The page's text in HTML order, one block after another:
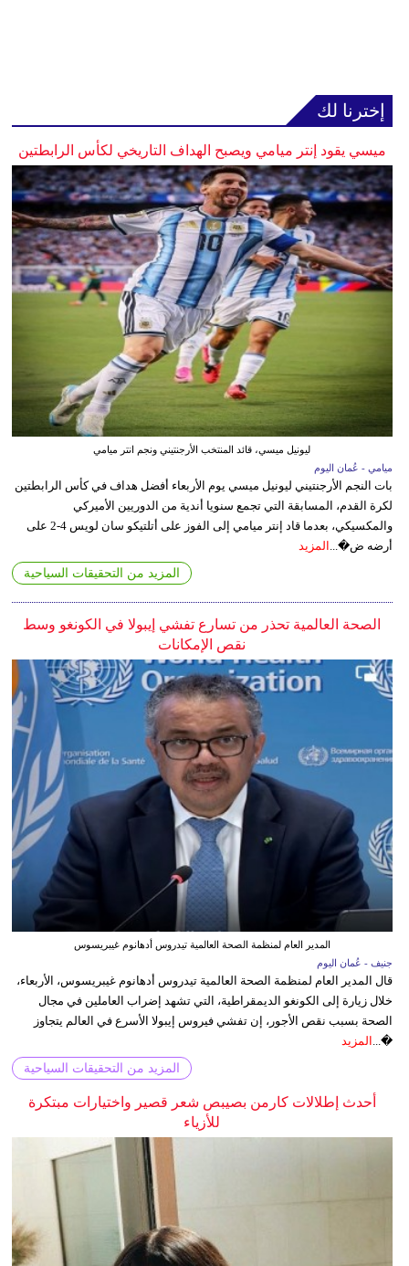
إخترنا لك
ميسي يقود إنتر ميامي ويصبح الهداف التاريخي لكأس الرابطتين
ليونيل ميسي، قائد المنتخب الأرجنتيني ونجم انتر ميامي
ميامي - عُمان اليوم
بات النجم الأرجنتيني ليونيل ميسي يوم الأربعاء أفضل هداف في كأس الرابطتين
لكرة القدم، المسابقة التي تجمع سنويا أندية من الدوريين الأميركي
والمكسيكي، بعدما قاد إنتر ميامي إلى الفوز على أتلتيكو سان لويس 4-2 على
أرضه ض�... المزيد
المزيد من التحقيقات السياحية
الصحة العالمية تحذر من تسارع تفشي إيبولا في الكونغو وسط
نقص الإمكانات
المدير العام لمنظمة الصحة العالمية تيدروس أدهانوم غيبريسوس
جنيف - عُمان اليوم
قال المدير العام لمنظمة الصحة العالمية تيدروس أدهانوم غيبريسوس، الأربعاء،
خلال زيارة إلى الكونغو الديمقراطية، التي تشهد إضراب العاملين في مجال
الصحة بسبب نقص الأجور، إن تفشي فيروس إيبولا الأسرع في العالم يتجاوز
�... المزيد
المزيد من التحقيقات السياحية
أحدث إطلالات كارمن بصيبص شعر قصير واختيارات مبتكرة
للأزياء